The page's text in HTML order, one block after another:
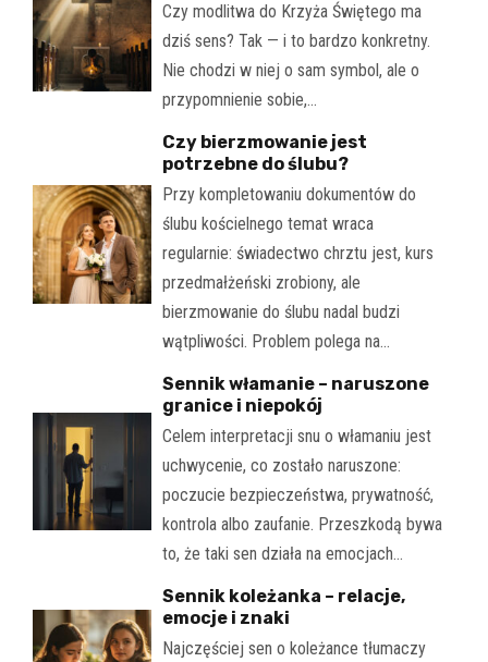
Czy modlitwa do Krzyża Świętego ma
dziś sens? Tak — i to bardzo konkretny.
Nie chodzi w niej o sam symbol, ale o
przypomnienie sobie,…
Czy bierzmowanie jest
potrzebne do ślubu?
Przy kompletowaniu dokumentów do
ślubu kościelnego temat wraca
regularnie: świadectwo chrztu jest, kurs
przedmałżeński zrobiony, ale
bierzmowanie do ślubu nadal budzi
wątpliwości. Problem polega na…
Sennik włamanie – naruszone
granice i niepokój
Celem interpretacji snu o włamaniu jest
uchwycenie, co zostało naruszone:
poczucie bezpieczeństwa, prywatność,
kontrola albo zaufanie. Przeszkodą bywa
to, że taki sen działa na emocjach…
Sennik koleżanka – relacje,
emocje i znaki
Najczęściej sen o koleżance tłumaczy